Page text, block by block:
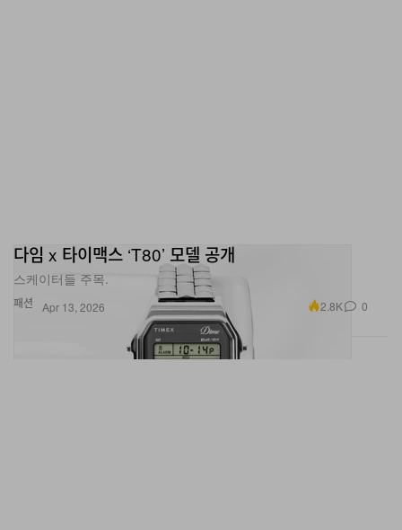
패션
다임 x 타이맥스 ‘T80’ 모델 공개
스케이터들 주목.
Apr 13, 2026 2.8K 0